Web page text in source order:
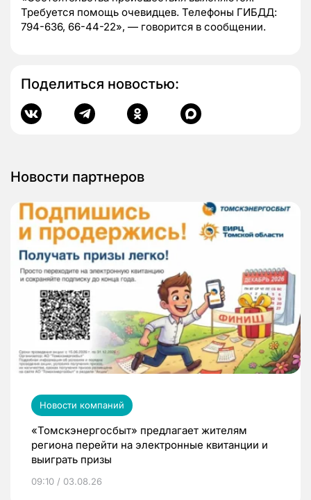
Требуется помощь очевидцев. Телефоны ГИБДД:
794-636, 66-44-22», — говорится в сообщении.
Поделиться новостью:
Новости партнеров
Новости компаний
«Томскэнергосбыт» предлагает жителям
региона перейти на электронные квитанции и
выиграть призы
09:10 / 03.08.26